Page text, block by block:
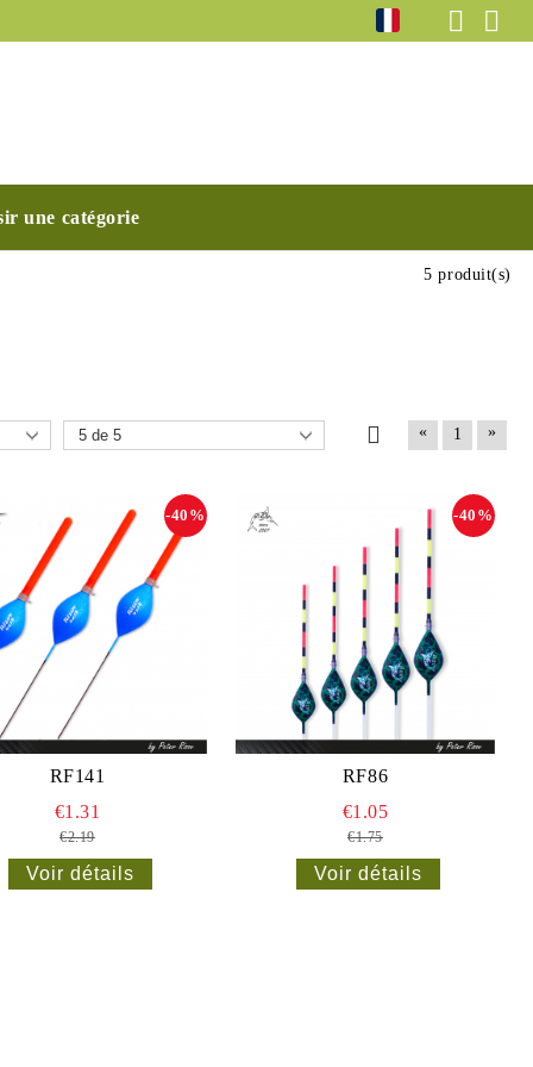
une catégorie
5 produit(s)
« 1 »
RF141
-40%
€1.31
€2.19
Voir détails
RF86
-40%
€1.05
€1.75
Voir détails